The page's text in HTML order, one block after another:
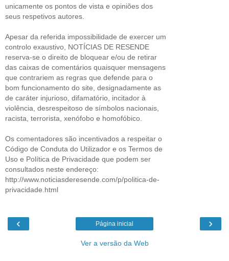
unicamente os pontos de vista e opiniões dos
seus respetivos autores.
Apesar da referida impossibilidade de exercer um
controlo exaustivo, NOTÍCIAS DE RESENDE
reserva-se o direito de bloquear e/ou de retirar
das caixas de comentários quaisquer mensagens
que contrariem as regras que defende para o
bom funcionamento do site, designadamente as
de caráter injurioso, difamatório, incitador à
violência, desrespeitoso de símbolos nacionais,
racista, terrorista, xenófobo e homofóbico.
Os comentadores são incentivados a respeitar o
Código de Conduta do Utilizador e os Termos de
Uso e Política de Privacidade que podem ser
consultados neste endereço:
http://www.noticiasderesende.com/p/politica-de-
privacidade.html
‹ ›
Página inicial
Ver a versão da Web